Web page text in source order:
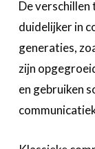
De
duidelijker in
generaties,
zijn
en gebruiken